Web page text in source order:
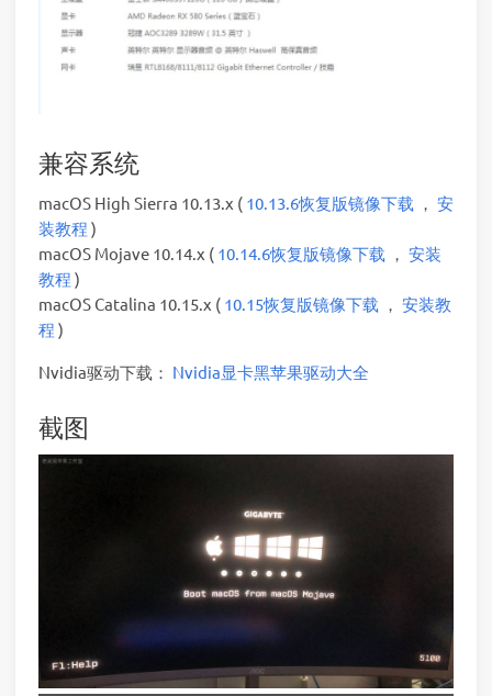
兼容系统
macOS High Sierra 10.13.x ( 10.13.6恢复版镜像下载 ， 安
装教程 )
macOS Mojave 10.14.x ( 10.14.6恢复版镜像下载 ， 安装
教程 )
macOS Catalina 10.15.x ( 10.15恢复版镜像下载 ， 安装教
程 )
Nvidia驱动下载： Nvidia显卡黑苹果驱动大全
截图